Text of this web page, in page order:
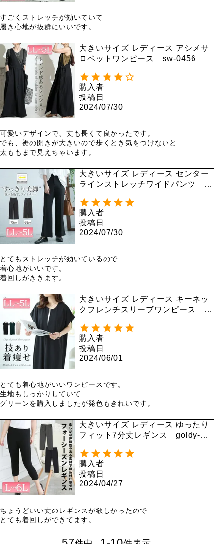
すごくストレッチが効いていて
履き心地が抜群にいいです。
大きいサイズ レディース アシメサ
ロペットワンピース sw-0456
購入者
投稿日
2024/07/30
可愛いデザインで、丈も長くて良かったです。
でも、裾の開きが大きいので歩くとき気をつけないと
太ももまで見えちゃいます。
大きいサイズ レディース センター
ラインストレッチワイドパンツ sf
購入者
投稿日
2024/07/30
とてもストレッチが効いているので
着心地がいいです。
着回しがききます。
大きいサイズ レディース キーネッ
クフレンチスリーブワンピース m
購入者
投稿日
2024/06/01
とても着心地がいいワンピースです。
生地もしっかりしていて
グリーンを購入しましたが発色もきれいです。
大きいサイズ レディース ゆったり
フィット7分丈レギンス goldy-10
購入者
投稿日
2024/04/27
ちょうどいい丈のレギンスが欲しかったので
とても着回しができてます。